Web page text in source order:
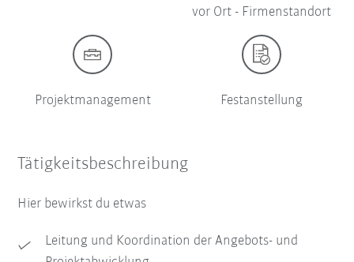
vor Ort - Firmenstandort
Projektmanagement Festanstellung
Tätigkeitsbeschreibung
Hier bewirkst du etwas
Leitung und Koordination der Angebots- und